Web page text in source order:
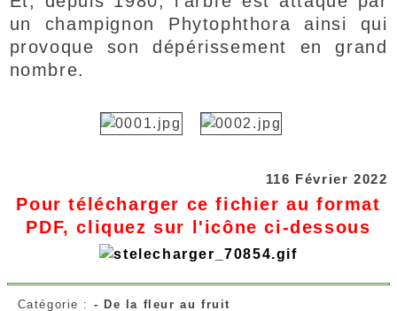
un champignon Phytophthora ainsi qui
provoque son dépérissement en grand
nombre.
116 Février 2022
Pour télécharger ce fichier au format
PDF, cliquez sur l'icône ci-dessous
Catégorie : - De la fleur au fruit